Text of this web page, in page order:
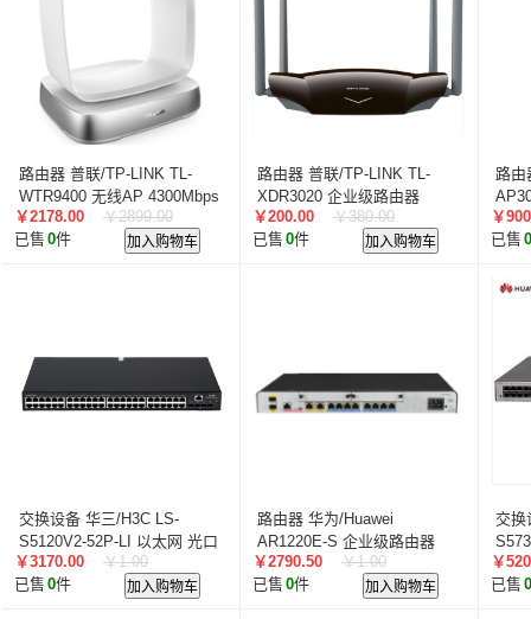
路由器 普联/TP-LINK TL-
WTR9400 无线AP 4300Mbps
￥2178.00
￥2899.00
已售 0件 加入购物车
路由器 普联/TP-LINK TL-
XDR3020 企业级路由器
1000Mbps
￥200.00
￥380.00
已售 0件 加入购物车
路由
￥
已售 0
交换设备 华三/H3C LS-
S5120V2-52P-LI 以太网 光口
￥3170.00
￥1.00
已售 0件 加入购物车
路由器 华为/Huawei
AR1220E-S 企业级路由器
300Mbps及以下
￥2790.50
￥1.00
已售 0件 加入购物车
交换
+电
￥
已售 0